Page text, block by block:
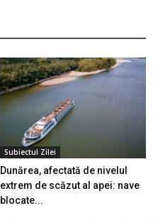
Subiectul Zilei
Dunărea, afectată de nivelul
extrem de scăzut al apei: nave
blocate...